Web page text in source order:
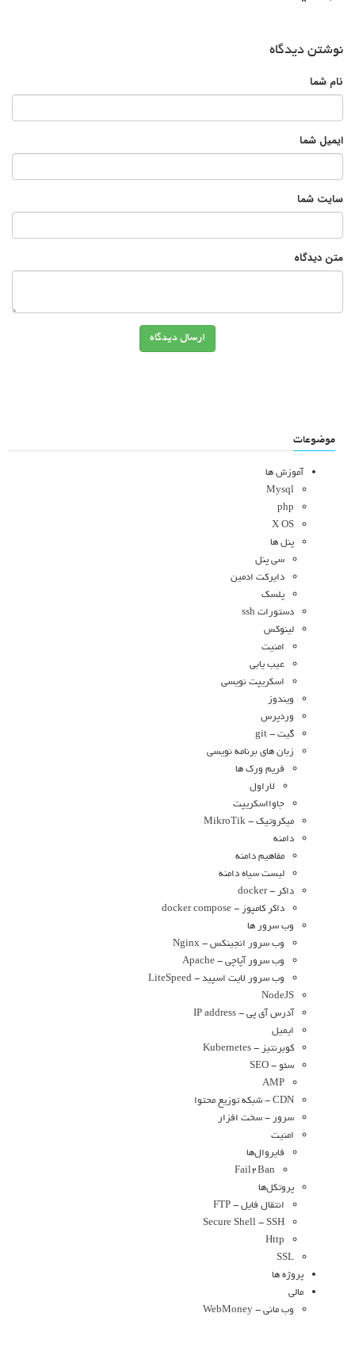
نوشتن دیدگاه
نام شما
ایمیل شما
سایت شما
متن دیدگاه
ارسال دیدگاه
موضوعات
آموزش ها
Mysql
php
X OS
پنل ها
سی پنل
دایرکت ادمین
پلسک
دستورات ssh
لینوکس
امنیت
عیب یابی
اسکریپت نویسی
ویندوز
وردپرس
گیت - git
زبان های برنامه نویسی
فریم ورک ها
لاراول
جاوااسکریپت
میکروتیک - MikroTik
دامنه
مفاهیم دامنه
لیست سیاه دامنه
داکر - docker
داکر کامپوز - docker compose
وب سرور ها
وب سرور انجینکس - Nginx
وب سرور آپاچی - Apache
وب سرور لایت اسپید - LiteSpeed
NodeJS
آدرس آی پی - IP address
ایمیل
کوبرنتیز - Kubernetes
سئو - SEO
AMP
CDN - شبکه توزیع محتوا
سرور - سخت افزار
امنیت
فایروال‌ها
Fail2Ban
پروتکل‌ها
انتقال فایل - FTP
Secure Shell - SSH
Http
SSL
پروژه ها
مالی
وب مانی - WebMoney